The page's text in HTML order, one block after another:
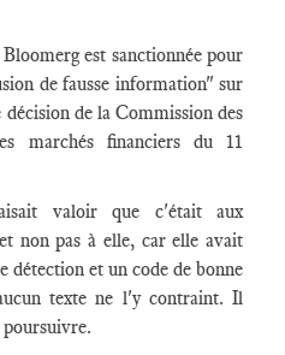
est sanctionnée pour
de fausse information" sur
de la Commission des
marchés financiers du 11
valoir que c'était aux
non pas à elle, car elle avait
détection et un code de bonne
texte ne l'y contraint. Il
poursuivre.